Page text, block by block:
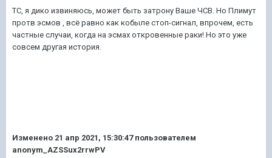
ТС, я дико извиняюсь, может быть затрону Ваше ЧСВ. Но Плимут
протв эсмов , всё равно как кобыле стоп-сигнал, впрочем, есть
частные случаи, когда на эсмах откровенные раки! Но это уже
совсем другая история.
Изменено 21 апр 2021, 15:30:47пользователем
anonym_AZSSux2rrwPV